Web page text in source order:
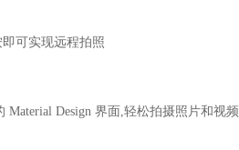
可实现远程拍照
Material Design 界面,轻松拍摄照片和视频